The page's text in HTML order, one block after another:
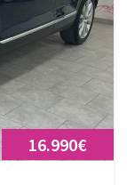
16.990€